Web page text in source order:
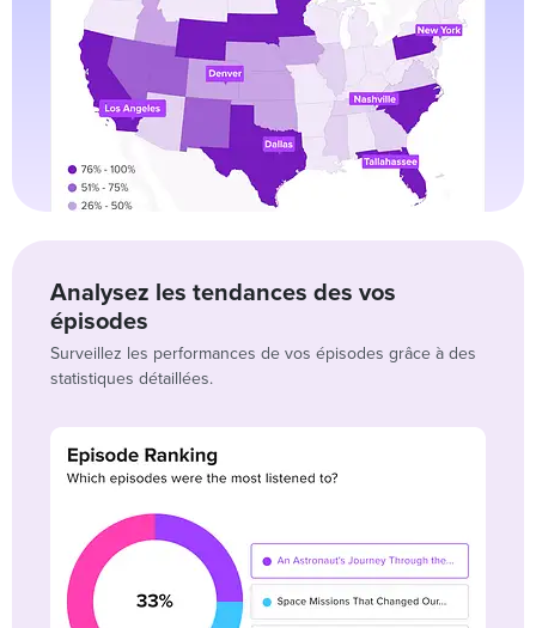
Analysez les tendances des vos
épisodes
Surveillez les performances de vos épisodes grâce à des
statistiques détaillées.